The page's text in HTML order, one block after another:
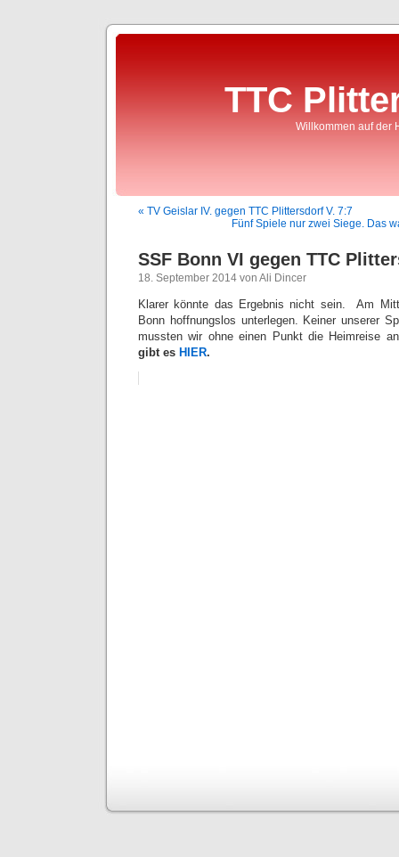
TTC
Willkommen auf der
« TV Geislar IV. gegen TTC Plittersdorf V. 7:7
Fünf Spiele nur zwei Siege. Das
SSF Bonn VI gegen TTC
18. September 2014 von Ali Dincer
Klarer könnte das Ergebnis nicht sein. Am
Bonn hoffnungslos unterlegen. Keiner unserer
mussten wir ohne einen Punkt die Heimreise
gibt es HIER.